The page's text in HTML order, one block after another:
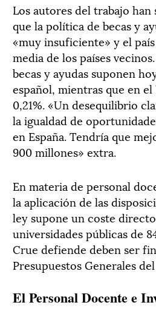
Los autores del trabajo han
que la política de becas y
«muy insuficiente» y el
media de los países
becas y ayudas suponen
español, mientras que en el
0,21%. «Un desequilibrio
la igualdad de
en España. Tendría que
900 millones» extra.
En materia de personal
la aplicación de las
ley supone un coste
universidades públicas de
Crue defiende deben ser
Presupuestos Generales
El Personal Docente e